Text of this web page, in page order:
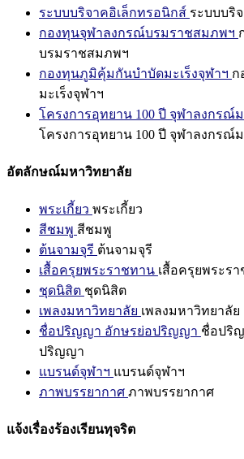
ระบบบริจาคอิเล็กทรอนิกส์ ระบบบริ
กองทุนจุฬาลงกรณ์บรมราชสมภพฯ
บรมราชสมภพฯ
กองทุนภูมิคุ้มกันบำบัดมะเร็งจุฬาฯ ก
มะเร็งจุฬาฯ
โครงการอุทยาน 100 ปี จุฬาลงกรณ์
โครงการอุทยาน 100 ปี จุฬาลงกรณ์
อัตลักษณ์มหาวิทยาลัย
พระเกี้ยว พระเกี้ยว
สีชมพู สีชมพู
ต้นจามจุรี ต้นจามจุรี
เสื้อครุยพระราชทาน เสื้อครุยพระร
ชุดนิสิต ชุดนิสิต
เพลงมหาวิทยาลัย เพลงมหาวิทยาลัย
ชื่อปริญญา อักษรย่อปริญญา ชื่อปริ
ปริญญา
แบรนด์จุฬาฯ แบรนด์จุฬาฯ
ภาพบรรยากาศ ภาพบรรยากาศ
แจ้งเรื่องร้องเรียนทุจริต